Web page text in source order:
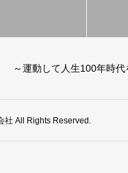
～運動して人生100年時
社 All Rights Reserved.